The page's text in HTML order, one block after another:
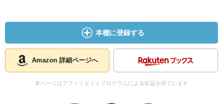
本棚に登録する
Amazon 詳細ページへ
本ページはアフィリエイトプログラムによる収益を得ています